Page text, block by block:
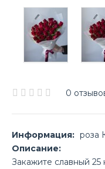
0
Информация: роза
Описание:
Закажите славный